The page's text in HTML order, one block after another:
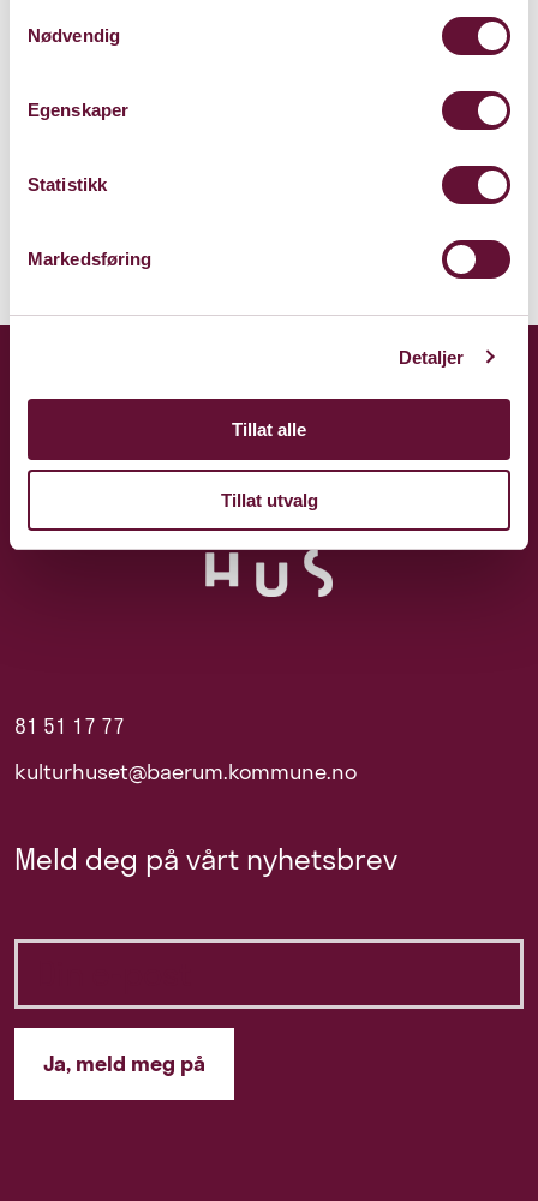
Nødvendig
Egenskaper
Statistikk
Markedsføring
Detaljer
Tillat alle
Tillat utvalg
Inkubator og fasilitator for kulturnæringer
81 51 17 77
kulturhuset@baerum.kommune.no
Meld deg på vårt nyhetsbrev